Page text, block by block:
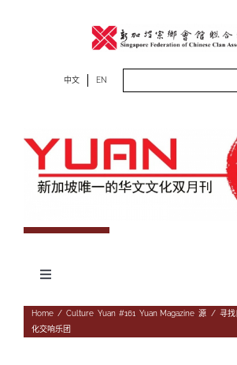
中文 EN
Toggle
专题Home / Culture,Yuan #161 Yuan Magazine ,源 / 寻
化交响乐团